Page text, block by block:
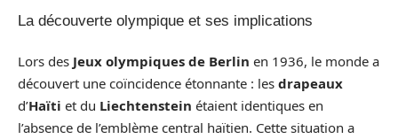
La découverte olympique et ses implications
Lors des Jeux olympiques de Berlin en 1936, le monde a
découvert une coïncidence étonnante : les drapeaux
d’Haïti et du Liechtenstein étaient identiques en
l’absence de l’emblème central haïtien. Cette situation a